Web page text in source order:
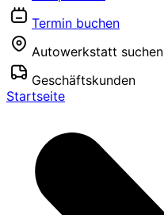
Termin buchen
Autowerkstatt suchen
Geschäftskunden
Startseite